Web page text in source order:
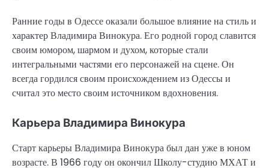
Ранние годы в Одессе оказали большое влияние на стиль и
характер Владимира Винокура. Его родной город славится
своим юмором, шармом и духом, которые стали
интегральными частями его персонажей на сцене. Он
всегда гордился своим происхождением из Одессы и
считал это место своим источником вдохновения.
Карьера Владимира Винокура
Старт карьеры Владимира Винокура был дан уже в юном
возрасте. В 1966 году он окончил Школу-студию МХАТ и